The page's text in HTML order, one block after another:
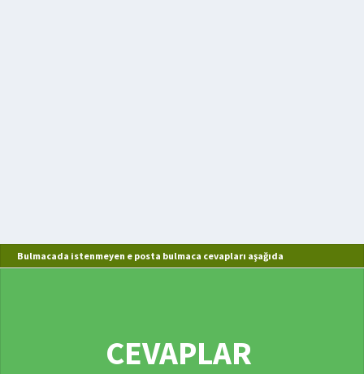
Bulmacada istenmeyen e posta bulmaca cevapları aşağıda
CEVAPLAR